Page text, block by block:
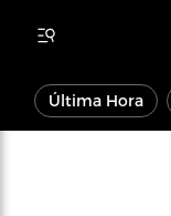
Última Hora